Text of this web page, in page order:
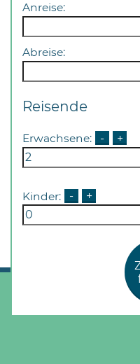
Anreise:
Abreise:
Reisende
Erwachsene: - +
Kinder: - +